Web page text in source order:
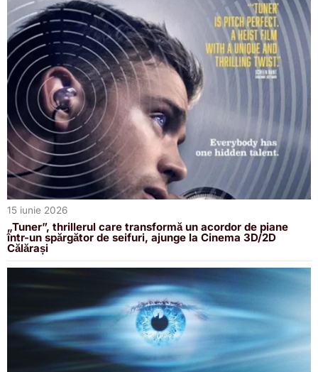
15 iunie 2026
„Tuner”, thrillerul care transformă un acordor de piane
într-un spărgător de seifuri, ajunge la Cinema 3D/2D
Călărași